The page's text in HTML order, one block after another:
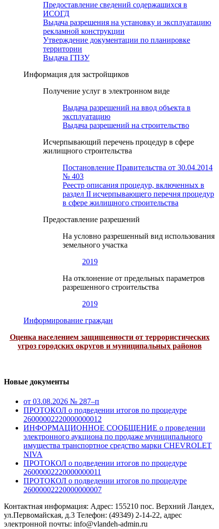
Предоставление сведений содержащихся в
ИСОГД
Выдача разрешения на установку и эксплуатацию
рекламной конструкции
Утверждение документации по планировке
территории
Выдача ГПЗУ
Информация для застройщиков
Получение услуг в электронном виде
Выдача разрешений на ввод объекта в
эксплуатацию
Выдача разрешений на строительство
Исчерпывающий перечень процедур в сфере
жилищного строительства
Постановление Правительства от 30.04.2014
№ 403
Реестр описания процедур, включенных в
раздел II исчерпывающего перечня процедур
в сфере жилищного строительства
Предоставление разрешений
На условно разрешенный вид использования
земельного участка
2019
На отклонение от предельных параметров
разрешенного строительства
2019
Информирование граждан
Оценка населением защищенности от террористических
угроз городских округов и муниципальных районов
Новые документы
от 03.08.2026 № 287–п
ПРОТОКОЛ о подведении итогов по процедуре
26000002220000000012
ИНФОРМАЦИОННОЕ СООБЩЕНИЕ о проведении
электронного аукциона по продаже муниципального
имущества транспортное средство марки CHEVROLET
NIVA
ПРОТОКОЛ о подведении итогов по процедуре
26000002220000000011
ПРОТОКОЛ о подведении итогов по процедуре
26000002220000000007
Контактная информация: Адрес: 155210 пос. Верхний Ландех,
ул.Первомайская, д.3 Телефон: (49349) 2-14-22, адрес
электронной почты: info@vlandeh-admin.ru